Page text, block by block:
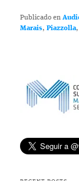
Publicado en
Marais,Piazzolla